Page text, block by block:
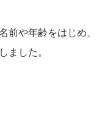
前や年齢をはじめ、
ました。